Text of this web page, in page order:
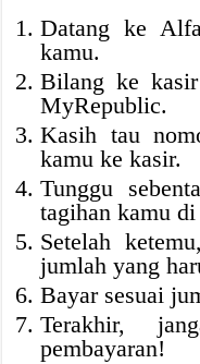
Datang ke
kamu.
Bilang ke
MyRepublic.
Kasih tau
kamu ke kasir.
Tunggu
tagihan kamu
Setelah
jumlah yang
Bayar sesuai
Terakhir,
pembayaran!